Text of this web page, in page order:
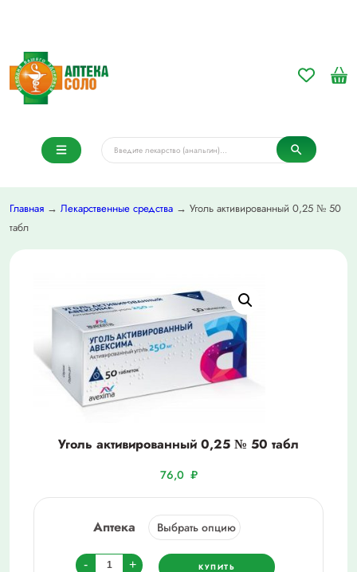
Главная → Лекарственные средства → Уголь активированный 0,25 № 50
табл
Уголь активированный 0,25 № 50 табл
76,0 ₽
Аптека
-
Количество
+ КУПИТЬ